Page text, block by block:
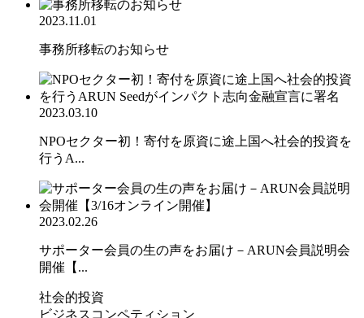
2023.11.01
事務所移転のお知らせ
2023.03.10
NPOセクター初！寄付を原資に途上国へ社会的投資を
行うA...
2023.02.26
サポーター会員の生の声をお届け－ARUN会員説明会
開催【...
社会的投資
ビジネスコンペティション